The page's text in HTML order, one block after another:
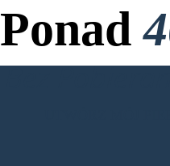
Ponad
Bez